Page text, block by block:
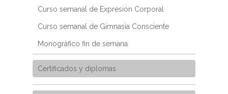
Curso semanal de Expresión Corporal
Curso semanal de Gimnasia Consciente
Monográfico fin de semana
Certificados y diplomas